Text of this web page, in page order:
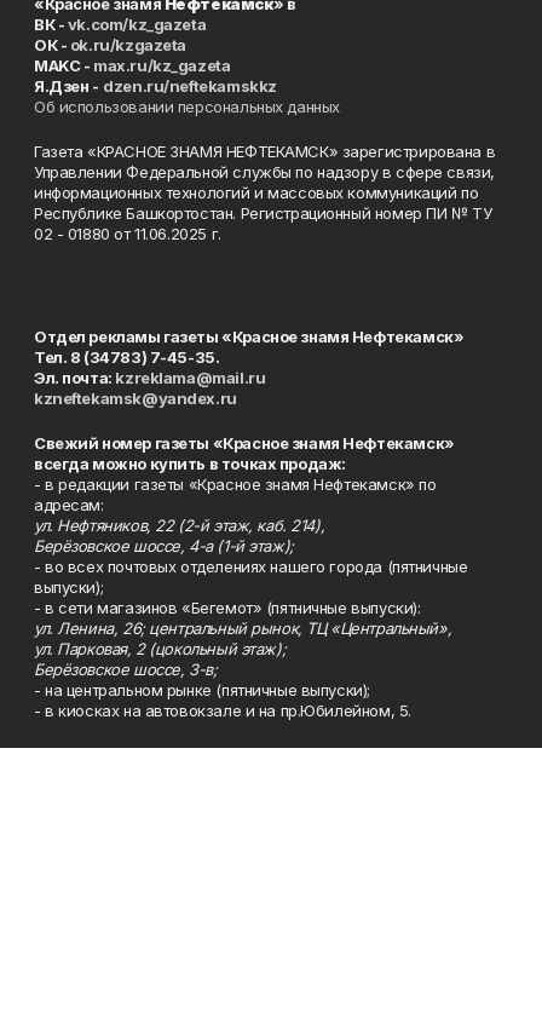
ВК -vk.com/kz_gazeta
ОК - ok.ru/kzgazeta
MAKC - max.ru/kz_gazeta
Я.Дзен - dzen.ru/neftekamskkz
Об использовании персональных данных
Газета «КРАСНОЕ ЗНАМЯ НЕФТЕКАМСК» зарегистрирована в
Управлении Федеральной службы по надзору в сфере связи,
информационных технологий и массовых коммуникаций по
Республике Башкортостан. Регистрационный номер ПИ № ТУ
02 - 01880 от 11.06.2025 г.
Отдел рекламы газеты «Красное знамя Нефтекамск»
Тел. 8 (34783) 7-45-35.
Эл. почта: kzreklama@mail.ru
kzneftekamsk@yandex.ru
Свежий номер газеты «Красное знамя Нефтекамск»
всегда можно купить в точках продаж:
- в редакции газеты «Красное знамя Нефтекамск» по
адресам:
ул. Нефтяников, 22 (2-й этаж, каб. 214),
Берёзовское шоссе, 4-а (1-й этаж);
- во всех почтовых отделениях нашего города (пятничные
выпуски);
- в сети магазинов «Бегемот» (пятничные выпуски):
ул. Ленина, 26; центральный рынок, ТЦ «Центральный»,
ул. Парковая, 2 (цокольный этаж);
Берёзовское шоссе, 3-в;
- на центральном рынке (пятничные выпуски);
- в киосках на автовокзале и на пр.Юбилейном, 5.
Телефон